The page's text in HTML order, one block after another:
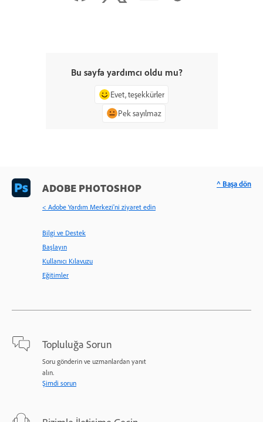
Bu sayfa yardımcı oldu mu?
Evet, teşekkürler
Pek sayılmaz
ADOBE PHOTOSHOP
< Adobe Yardım Merkezi'ni ziyaret edin
Bilgi ve Destek
Başlayın
Kullanıcı Kılavuzu
Eğitimler
Topluluğa Sorun
Soru gönderin ve uzmanlardan yanıt
alın.
Şimdi sorun
^ Başa dön